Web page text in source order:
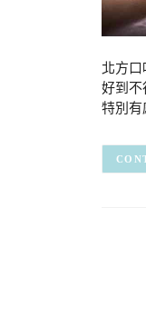
北方
好到不
特別